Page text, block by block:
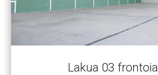
Lakua 03 frontoia